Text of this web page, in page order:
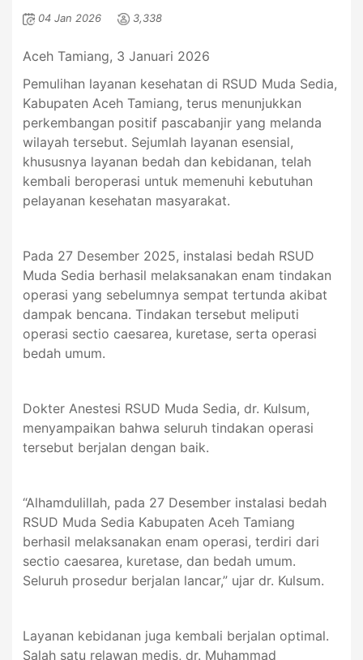
04 Jan 2026 3,338
Aceh Tamiang, 3 Januari 2026
Pemulihan layanan kesehatan di RSUD Muda Sedia,
Kabupaten Aceh Tamiang, terus menunjukkan
perkembangan positif pascabanjir yang melanda
wilayah tersebut. Sejumlah layanan esensial,
khususnya layanan bedah dan kebidanan, telah
kembali beroperasi untuk memenuhi kebutuhan
pelayanan kesehatan masyarakat.
Pada 27 Desember 2025, instalasi bedah RSUD
Muda Sedia berhasil melaksanakan enam tindakan
operasi yang sebelumnya sempat tertunda akibat
dampak bencana. Tindakan tersebut meliputi
operasi sectio caesarea, kuretase, serta operasi
bedah umum.
Dokter Anestesi RSUD Muda Sedia, dr. Kulsum,
menyampaikan bahwa seluruh tindakan operasi
tersebut berjalan dengan baik.
“Alhamdulillah, pada 27 Desember instalasi bedah
RSUD Muda Sedia Kabupaten Aceh Tamiang
berhasil melaksanakan enam operasi, terdiri dari
sectio caesarea, kuretase, dan bedah umum.
Seluruh prosedur berjalan lancar,” ujar dr. Kulsum.
Layanan kebidanan juga kembali berjalan optimal.
Salah satu relawan medis, dr. Muhammad